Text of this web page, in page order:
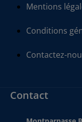
Mentions
Conditions
Contactez-
Contact